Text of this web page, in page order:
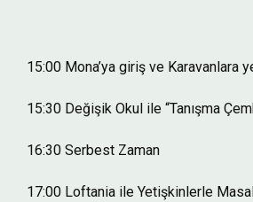
15:00 Mona’ya giriş ve Karavanlara
15:30 Değişik Okul ile “Tanışma
16:30 Serbest Zaman
17:00 Loftania ile Yetişkinlerle